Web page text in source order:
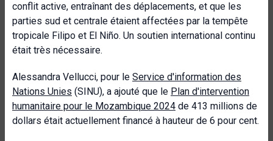
conflit active, entraînant des déplacements, et que les
parties sud et centrale étaient affectées par la tempête
tropicale Filipo et El Niño. Un soutien international continu
était très nécessaire.
Alessandra Vellucci, pour le Service d'information des
Nations Unies (SINU), a ajouté que le Plan d'intervention
humanitaire pour le Mozambique 2024 de 413 millions de
dollars était actuellement financé à hauteur de 6 pour cent.